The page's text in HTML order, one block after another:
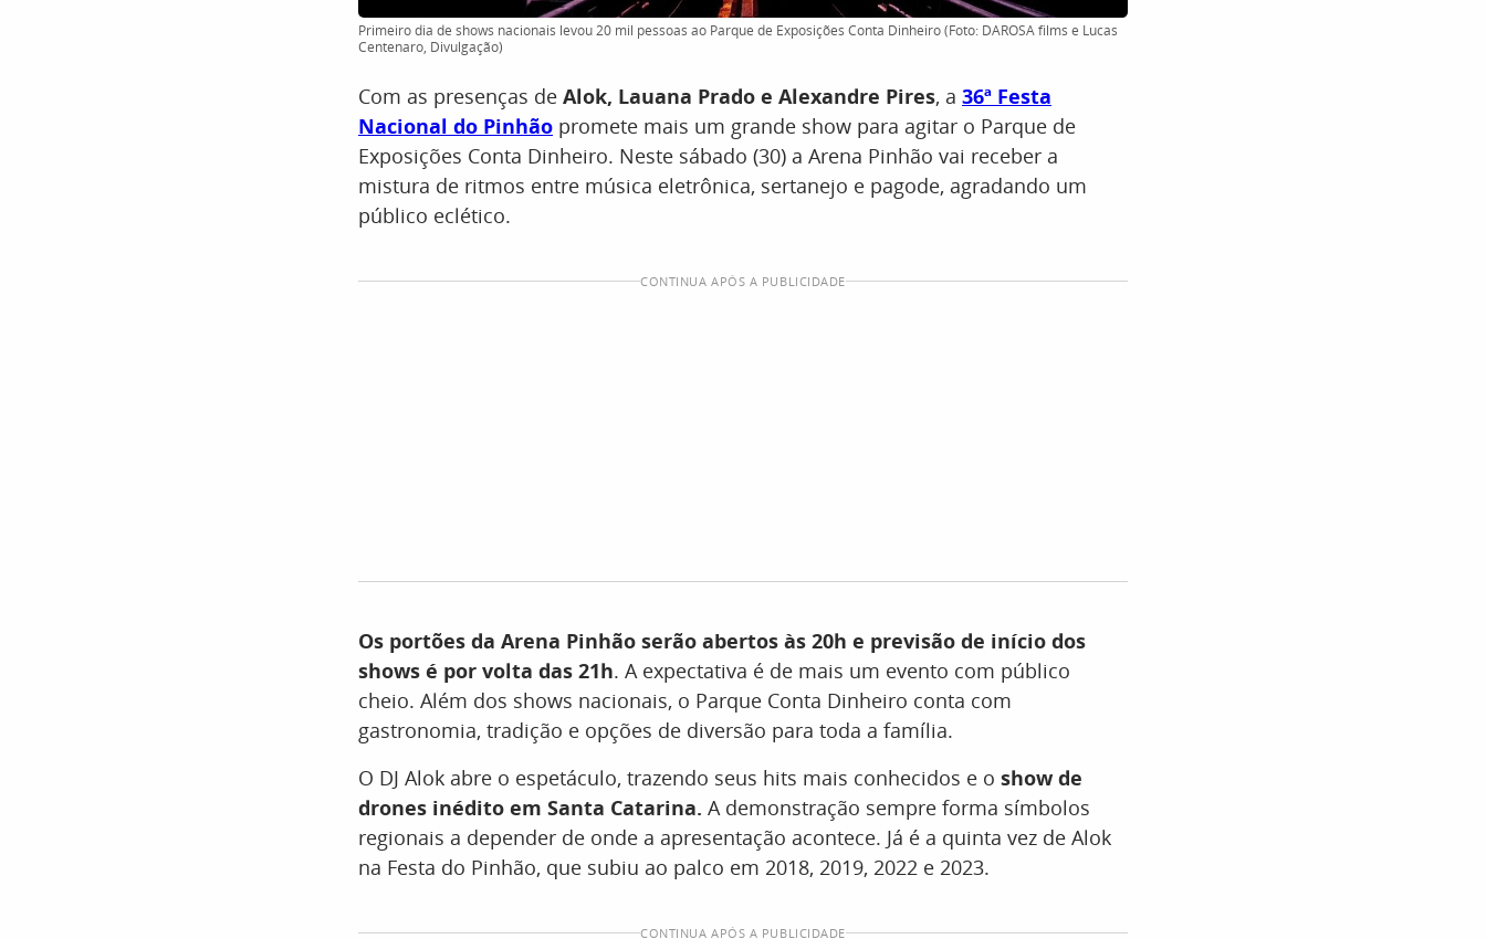
Primeiro dia de shows nacionais levou 20 mil pessoas ao Parque de Exposições Conta Dinheiro (Foto: DAROSA films e Lucas
Centenaro, Divulgação)
Com as presenças de Alok, Lauana Prado e Alexandre Pires, a 36ª Festa
Nacional do Pinhão promete mais um grande show para agitar o Parque de
Exposições Conta Dinheiro. Neste sábado (30) a Arena Pinhão vai receber a
mistura de ritmos entre música eletrônica, sertanejo e pagode, agradando um
público eclético.
CONTINUA APÓS A PUBLICIDADE
Os portões da Arena Pinhão serão abertos às 20h e previsão de início dos
shows é por volta das 21h. A expectativa é de mais um evento com público
cheio. Além dos shows nacionais, o Parque Conta Dinheiro conta com
gastronomia, tradição e opções de diversão para toda a família.
O DJ Alok abre o espetáculo, trazendo seus hits mais conhecidos e o show de
drones inédito em Santa Catarina. A demonstração sempre forma símbolos
regionais a depender de onde a apresentação acontece. Já é a quinta vez de Alok
na Festa do Pinhão, que subiu ao palco em 2018, 2019, 2022 e 2023.
CONTINUA APÓS A PUBLICIDADE